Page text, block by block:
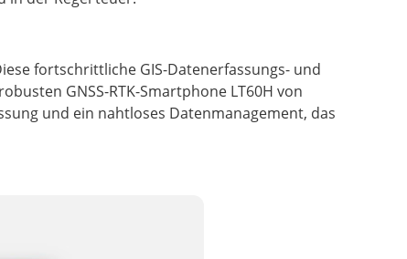
fortschrittliche GIS-Datenerfassungs- und
GNSS-RTK-Smartphone LT60H von
und ein nahtloses Datenmanagement, das